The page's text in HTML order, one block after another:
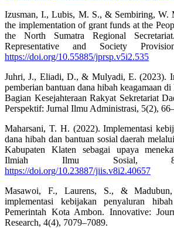
Izusman, I., Lubis, M. S., & Sembiring, W.
the implementation of grant funds at the
the North Sumatra Regional
Representative and Society
https://doi.org/10.55885/jprsp.v5i2.535
Juhri, J., Eliadi, D., & Mulyadi, E. (2023).
pemberian bantuan dana hibah keagamaan
Bagian Kesejahteraan Rakyat Sekretariat
Perspektif: Jurnal Ilmu Administrasi, 5(2),
Maharsani, T. H. (2022). Implementasi
dana hibah dan bantuan sosial daerah
Kabupaten Klaten sebagai upaya
Ilmiah Ilmu Sosial,
https://doi.org/10.23887/jiis.v8i2.40657
Masawoi, F., Laurens, S., &
implementasi kebijakan penyaluran
Pemerintah Kota Ambon. Innovative:
Research, 4(4), 7079–7089.